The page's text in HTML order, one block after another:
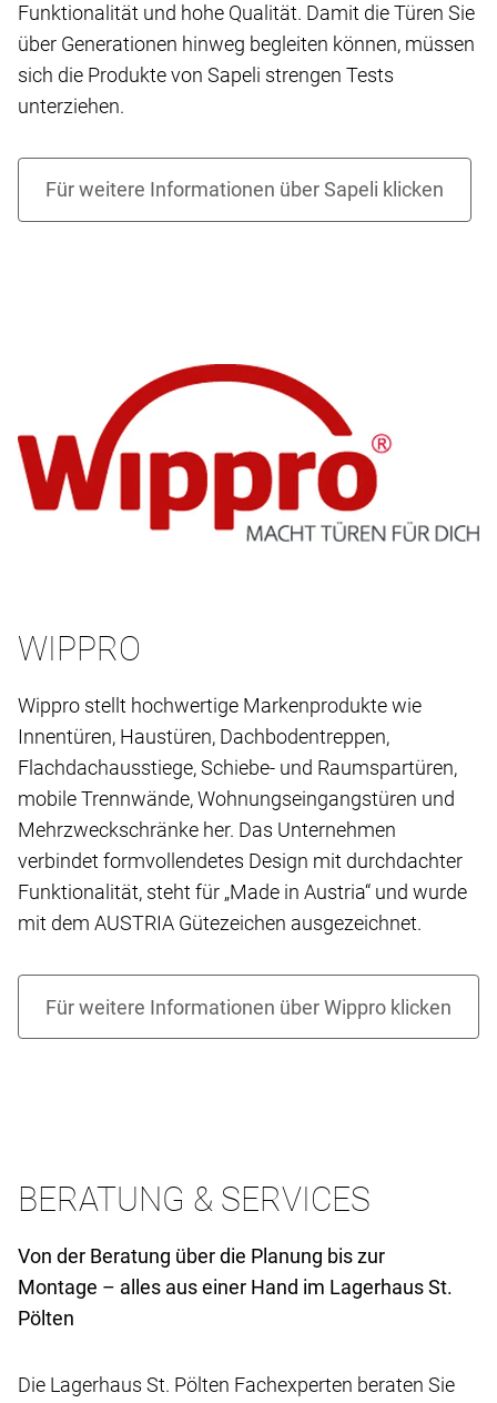
Funktionalität und hohe Qualität. Damit die Türen Sie
über Generationen hinweg begleiten können, müssen
sich die Produkte von Sapeli strengen Tests
unterziehen.
WIPPRO
Wippro stellt hochwertige Markenprodukte wie
Innentüren, Haustüren, Dachbodentreppen,
Flachdachausstiege, Schiebe- und Raumspartüren,
mobile Trennwände, Wohnungseingangstüren und
Mehrzweckschränke her. Das Unternehmen
verbindet formvollendetes Design mit durchdachter
Funktionalität, steht für „Made in Austria“ und wurde
mit dem AUSTRIA Gütezeichen ausgezeichnet.
BERATUNG & SERVICES
Von der Beratung über die Planung bis zur
Montage – alles aus einer Hand im Lagerhaus St.
Pölten
Die Lagerhaus St. Pölten Fachexperten beraten Sie